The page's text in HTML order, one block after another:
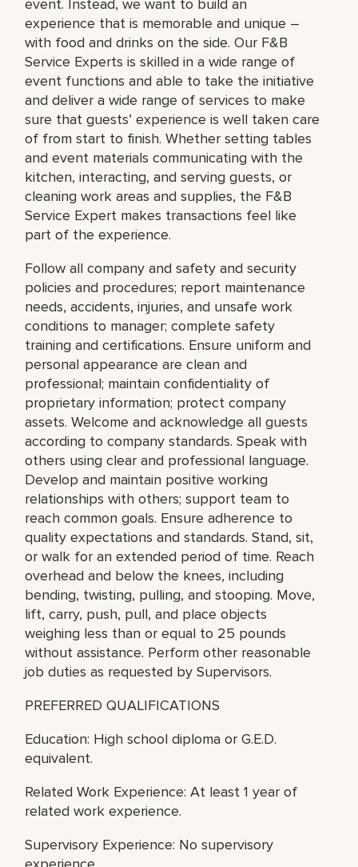
event. Instead, we want to build an
experience that is memorable and unique –
with food and drinks on the side. Our F&B
Service Experts is skilled in a wide range of
event functions and able to take the initiative
and deliver a wide range of services to make
sure that guests’ experience is well taken care
of from start to finish. Whether setting tables
and event materials communicating with the
kitchen, interacting, and serving guests, or
cleaning work areas and supplies, the F&B
Service Expert makes transactions feel like
part of the experience.
Follow all company and safety and security
policies and procedures; report maintenance
needs, accidents, injuries, and unsafe work
conditions to manager; complete safety
training and certifications. Ensure uniform and
personal appearance are clean and
professional; maintain confidentiality of
proprietary information; protect company
assets. Welcome and acknowledge all guests
according to company standards. Speak with
others using clear and professional language.
Develop and maintain positive working
relationships with others; support team to
reach common goals. Ensure adherence to
quality expectations and standards. Stand, sit,
or walk for an extended period of time. Reach
overhead and below the knees, including
bending, twisting, pulling, and stooping. Move,
lift, carry, push, pull, and place objects
weighing less than or equal to 25 pounds
without assistance. Perform other reasonable
job duties as requested by Supervisors.
PREFERRED QUALIFICATIONS
Education: High school diploma or G.E.D.
equivalent.
Related Work Experience: At least 1 year of
related work experience.
Supervisory Experience: No supervisory
experience.